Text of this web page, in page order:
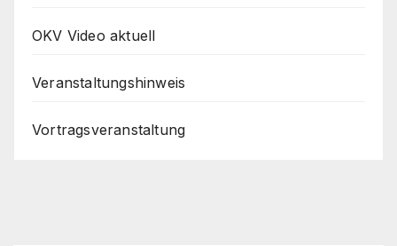
OKV Video aktuell
Veranstaltungshinweis
Vortragsveranstaltung